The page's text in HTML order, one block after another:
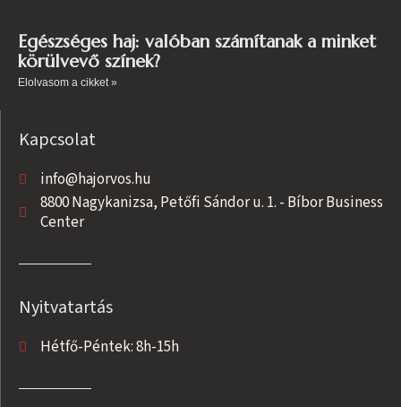
Egészséges haj: valóban számítanak a minket
körülvevő színek?
Elolvasom a cikket »
Kapcsolat
info@hajorvos.hu
8800 Nagykanizsa, Petőfi Sándor u. 1. - Bíbor Business
Center
Nyitvatartás
Hétfő-Péntek: 8h-15h